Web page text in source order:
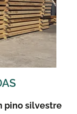
pino silvestre